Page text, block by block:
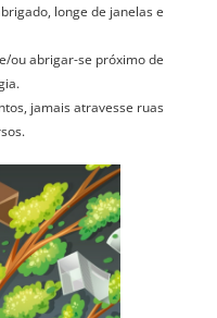
longe de janelas e
ou abrigar-se próximo de
jamais atravesse ruas